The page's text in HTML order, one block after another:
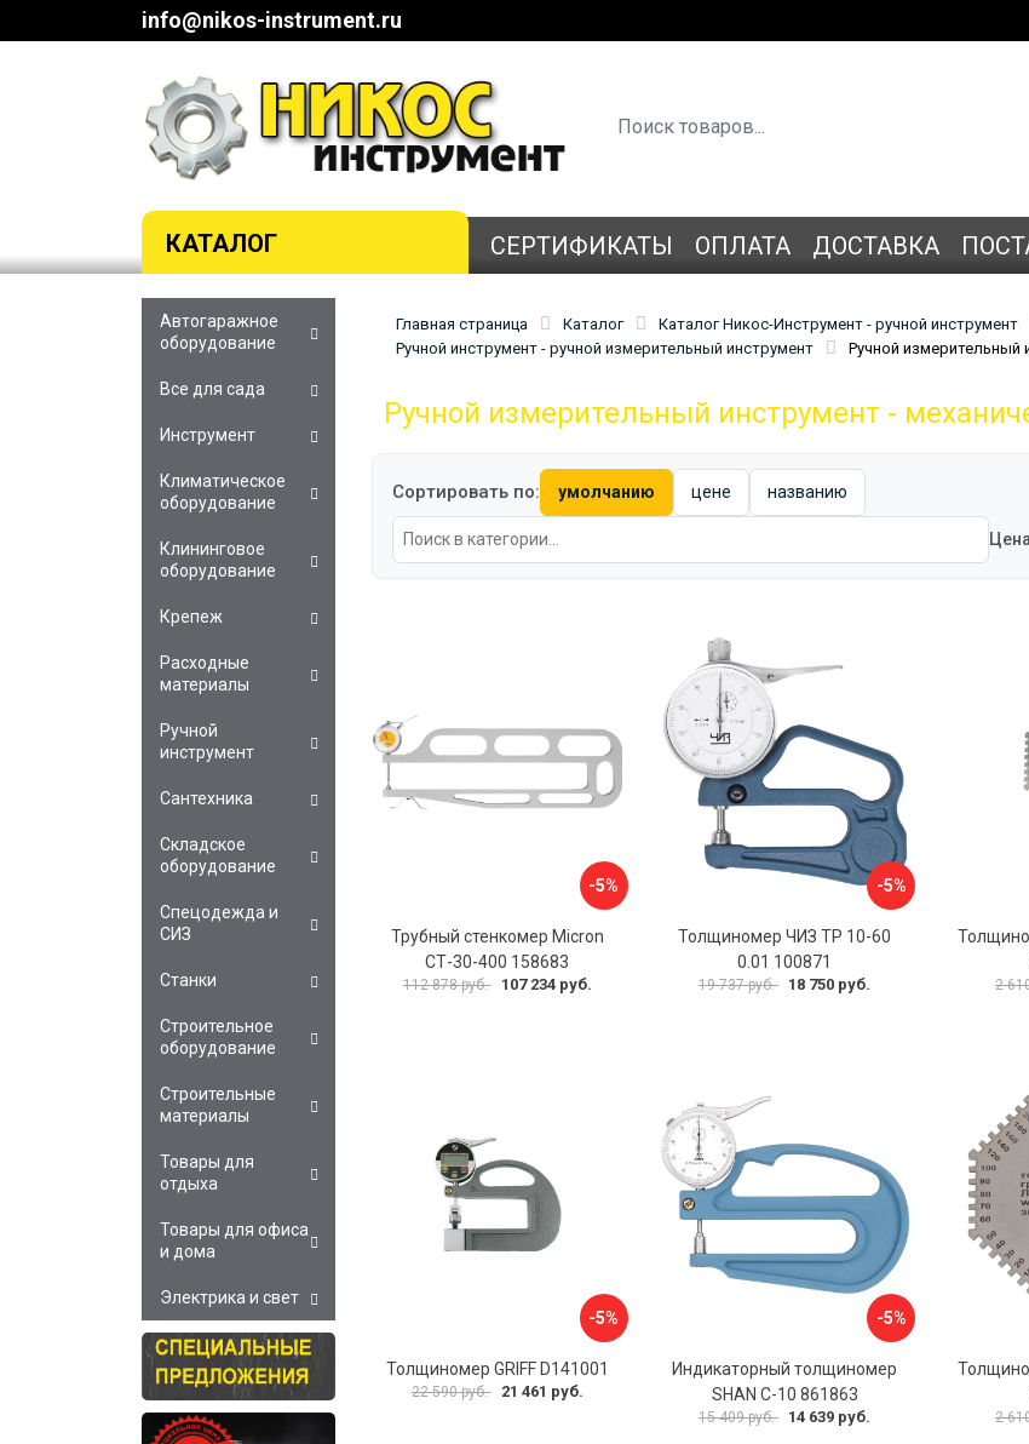
info@nikos-instrument.ru
КАТАЛОГ СЕРТИФИКАТЫ ОПЛАТА ДОСТАВКА
Главная страница Каталог
Каталог Никос-Инструмент - ручной инструмент
Ручной инструмент - ручной измерительный инструмент
Ручной измерительный
Ручной измерительный инструмент -
Сортировать по: умолчанию цене названию
-5%
Трубный стенкомер Micron
СТ-30-400 158683
112 878 руб. 107 234 руб.
-5%
Толщиномер ЧИЗ ТР 10-60
0.01 100871
19 737 руб. 18 750 руб. 2
-5%
Толщиномер GRIFF D141001
22 590 руб. 21 461 руб.
-5%
Индикаторный толщиномер
SHAN С-10 861863
15 409 руб. 14 639 руб. 2
Автогаражное
оборудование
Все для сада
Инструмент
Климатическое
оборудование
Клининговое
оборудование
Крепеж
Расходные
материалы
Ручной
инструмент
Сантехника
Складское
оборудование
Спецодежда и
СИЗ
Станки
Строительное
оборудование
Строительные
материалы
Товары для
отдыха
Товары для офиса
и дома
Электрика и свет